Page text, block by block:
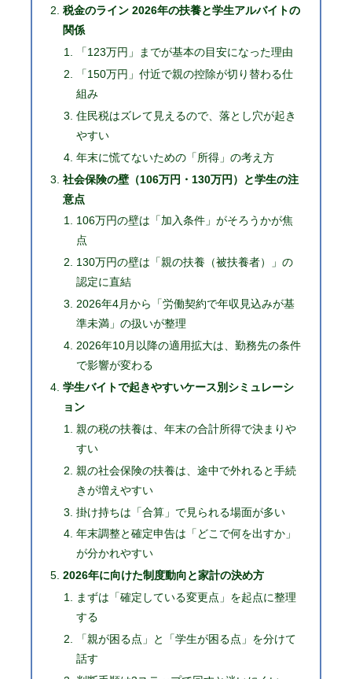
税金のライン 2026年の扶養と学生アルバイトの
関係
「123万円」までが基本の目安になった理由
「150万円」付近で親の控除が切り替わる仕
組み
住民税はズレて見えるので、落とし穴が起き
やすい
年末に慌てないための「所得」の考え方
社会保険の壁（106万円・130万円）と学生の注
意点
106万円の壁は「加入条件」がそろうかが焦
点
130万円の壁は「親の扶養（被扶養者）」の
認定に直結
2026年4月から「労働契約で年収見込みが基
準未満」の扱いが整理
2026年10月以降の適用拡大は、勤務先の条件
で影響が変わる
学生バイトで起きやすいケース別シミュレーシ
ョン
親の税の扶養は、年末の合計所得で決まりや
すい
親の社会保険の扶養は、途中で外れると手続
きが増えやすい
掛け持ちは「合算」で見られる場面が多い
年末調整と確定申告は「どこで何を出すか」
が分かれやすい
2026年に向けた制度動向と家計の決め方
まずは「確定している変更点」を起点に整理
する
「親が困る点」と「学生が困る点」を分けて
話す